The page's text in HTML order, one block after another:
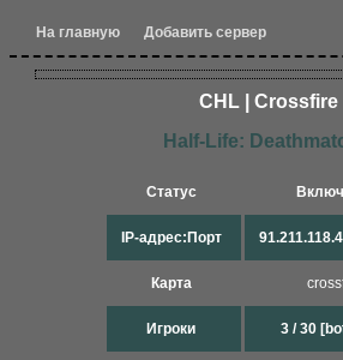
На главную Добавить сервер
CHL | Crossfire
Half-Life:
Статус
IP-адрес:Порт
Карта
Игроки 3 / 30